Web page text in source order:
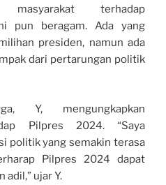
masyarakat terhadap
pun beragam. Ada yang
presiden, namun ada
dari pertarungan politik
Y, mengungkapkan
Pilpres 2024. “Saya
politik yang semakin terasa
Pilpres 2024 dapat
adil,” ujar Y.